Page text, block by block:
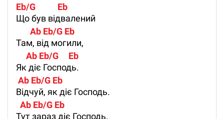
Eb/G           Eb
Що був відвалений
       Ab Eb/G Eb
Там, від могили,
     Ab Eb/G     Eb
Як діє Господь.
Ab Eb/G Eb
Відчуй, як діє Господь.
  Ab Eb/G Eb
Тут зараз діє Господь.